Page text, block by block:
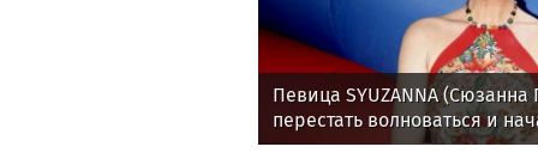
Певица SYUZANNA (Сюзанна
перестать волноваться и
спокойно